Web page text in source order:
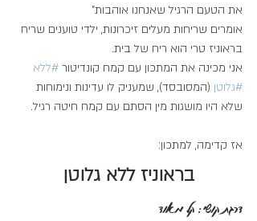
את הטעם הרגיל שאנחנו אוהבות"
אומרים שריחות מעלים זיכרונות, ילדי טוענים שריח
בראוניז טרי הוא ריח של בית.
אני מכינה את המתכון עם קמח קונדיטור #ללא
#גלוטן (המסובסד), שמעניק לו עדינות ונימוחות
שלא היו מושגות מין הסתם עם קמח חיטה רגיל.
אז קדימה, למתכון:
בראוניז ללא גלוטן
דרגת קושי: קל מאוד